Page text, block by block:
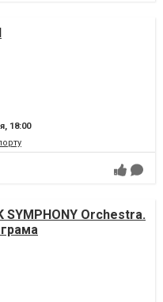
18:00
SYMPHONY Orchestra.